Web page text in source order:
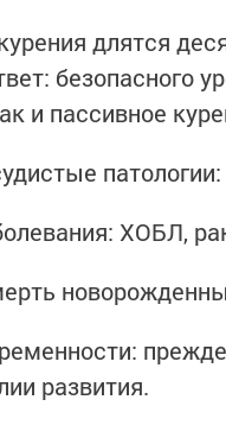
длятся
безопасного
и пассивное
ХОБЛ,
развития.